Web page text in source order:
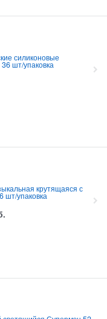
силиконовые
шт/упаковка
крутящаяся с
шт/упаковка